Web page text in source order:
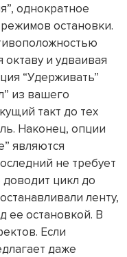
однократное
остановки.
и удваивая
“Удерживать”
из вашего
такт до тех
Наконец, опции
являются
не требует
цикл до
ленту,
ее остановкой. В
Если
даже